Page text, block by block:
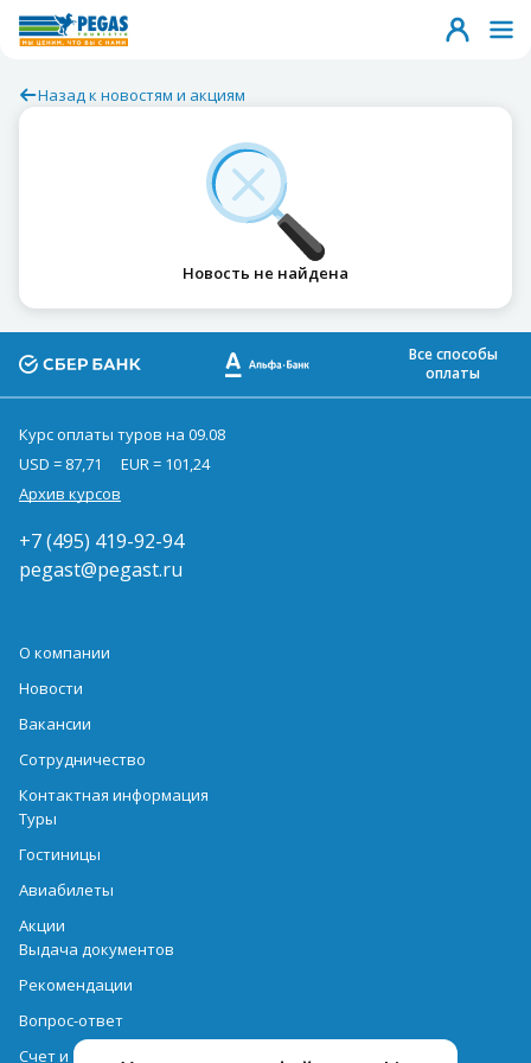
Назад к новостям и акциям
Новость не найдена
Все способы
оплаты
Курс оплаты туров на 09.08
USD = 87,71
EUR = 101,24
Архив курсов
+7 (495) 419-92-94
pegast@pegast.ru
О компании
Новости
Вакансии
Сотрудничество
Контактная информация
Туры
Гостиницы
Авиабилеты
Акции
Выдача документов
Рекомендации
Вопрос-ответ
Счет и оплата